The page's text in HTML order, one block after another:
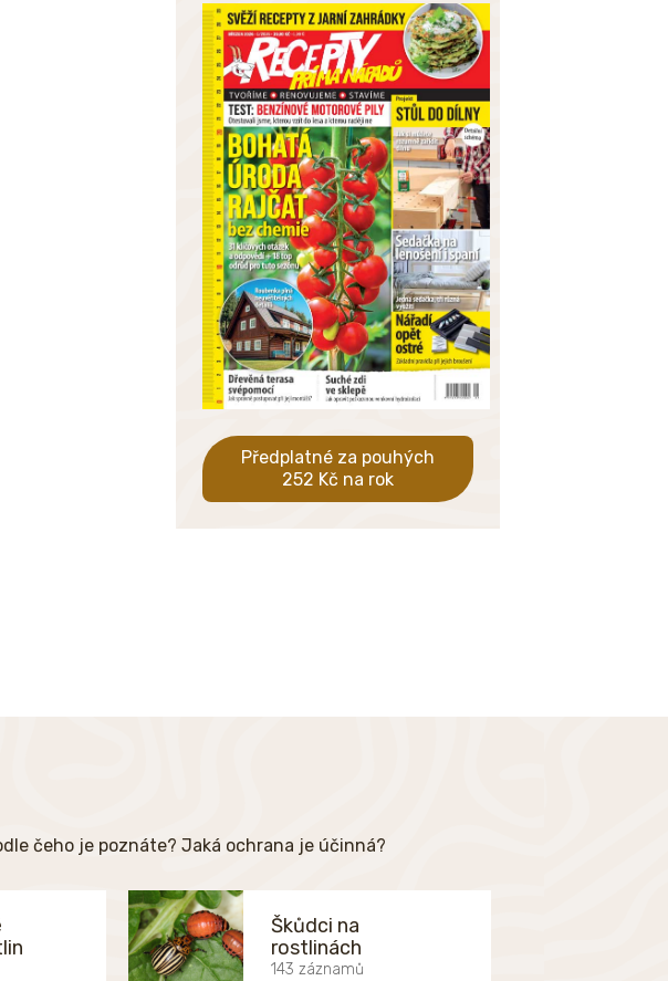
Předplatné za pouhých
252 Kč na rok
čeho je poznáte? Jaká ochrana je účinná?
Škůdci na
rostlinách
143 záznamů